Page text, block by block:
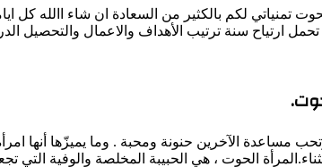
تمنياتي لكم بالكثير من السعادة ان شاء االله
ارتياح سنة ترتيب الأهداف والاعمال والتحصيل
مساعدة الآخرين حنونة ومحبة . وما يميزّها أنها
الحوت ، هي الحبيبة المخلصة والوفية التي